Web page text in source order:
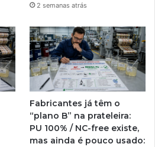
2 semanas atrás
Fabricantes já têm o
“plano B” na prateleira:
PU 100% / NC-free existe,
mas ainda é pouco usado: